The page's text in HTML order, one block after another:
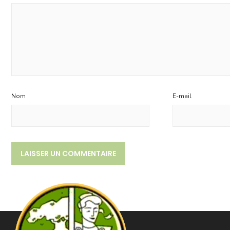
Nom E-mail